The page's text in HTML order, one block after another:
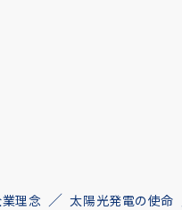
理念 太陽光発電の使命